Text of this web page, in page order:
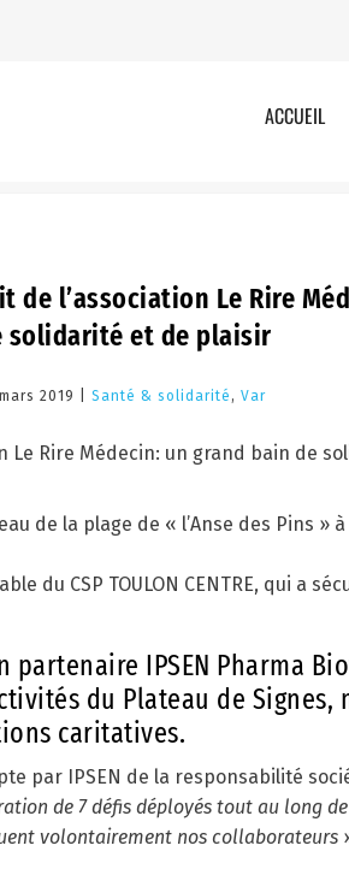
ACCUEIL
de l’association Le Rire
solidarité et de plaisir
2019 |Santé & solidarité ,Var
de la plage de « l’Anse des Pins » à
du CSP TOULON CENTRE, qui a
partenaire IPSEN Pharma
du Plateau de
caritatives.
par IPSEN de la responsabilité
de 7 défis déployés tout au long de
volontairement nos collaborateurs